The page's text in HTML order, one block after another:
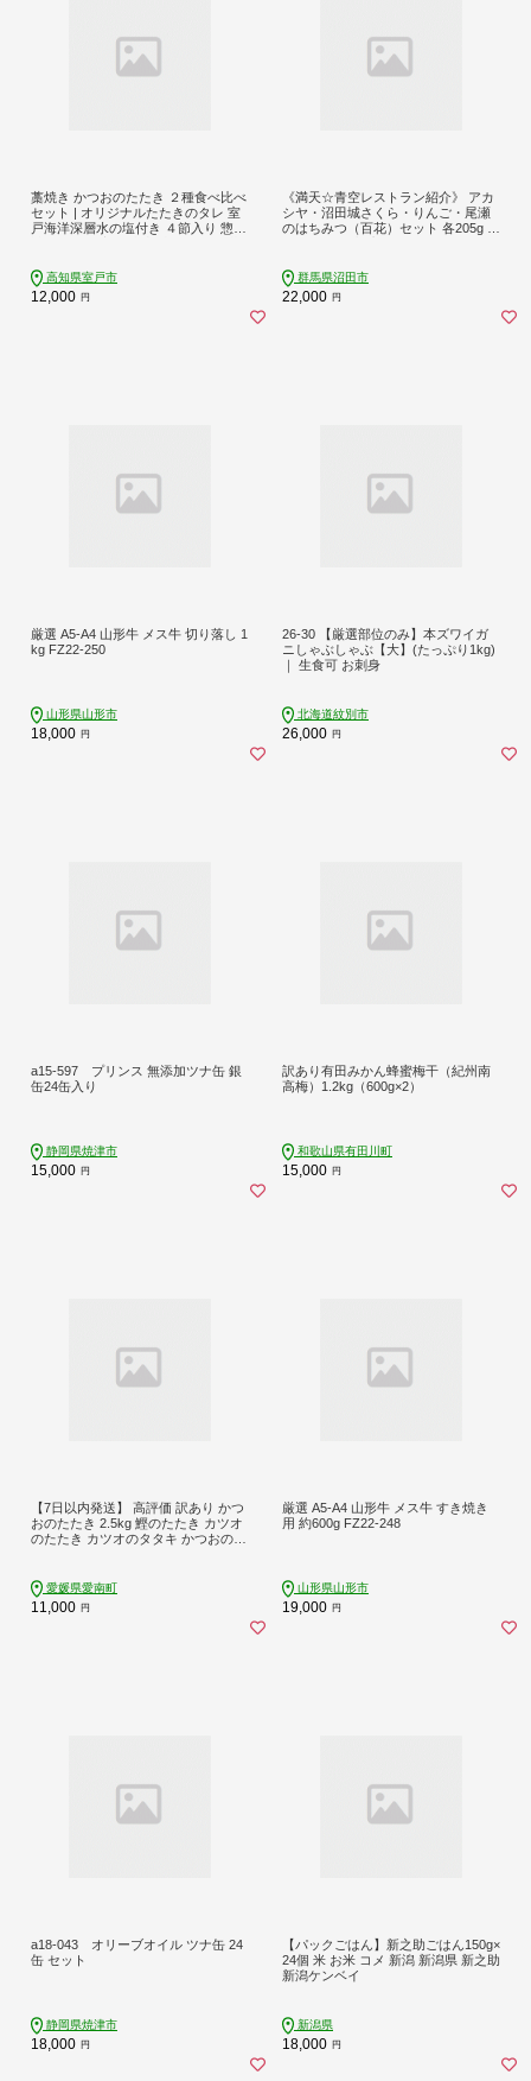
藁焼き かつおのたたき ２種食べ比べ
セット | オリジナルたたきのタレ 室
戸海洋深層水の塩付き ４節入り 惣菜
タタキ 刺身 家庭用 父の日 訳あり わ
ら焼き 海鮮 冷凍 高知県
高知県室戸市
12,000 円
《満天☆青空レストラン紹介》 アカ
シヤ・沼田城さくら・りんご・尾瀬
のはちみつ（百花）セット 各205g 花
ト]群馬県沼田市
22,000 円
厳選 A5-A4 山形牛 メス牛 切り落し 1
kg FZ22-250
山形県山形市
18,000 円
26-30 【厳選部位のみ】本ズワイガ
ニしゃぶしゃぶ【大】(たっぷり1kg)
｜ 生食可 お刺身
北海道紋別市
26,000 円
a15-597 プリンス 無添加ツナ缶 銀
缶24缶入り
静岡県焼津市
15,000 円
訳あり有田みかん蜂蜜梅干（紀州南
高梅）1.2kg（600g×2）
和歌山県有田川町
15,000 円
【7日以内発送】 高評価 訳あり かつ
おのたたき 2.5kg 鰹のたたき カツオ
のたたき カツオのタタキ かつおのた
税 訳あり 訳アリ わけあり ワケアリ
かつお カツオ 鰹 かつおたたき 鰹タ
タキ カツオたたき かつおタタキ サ
愛媛県愛南町
11,000 円
厳選 A5-A4 山形牛 メス牛 すき焼き
用 約600g FZ22-248
山形県山形市
19,000 円
a18-043 オリーブオイル ツナ缶 24
缶 セット
静岡県焼津市
18,000 円
【パックごはん】新之助ごはん150g×
24個 米 お米 コメ 新潟 新潟県 新之助
新潟ケンベイ
新潟県
18,000 円